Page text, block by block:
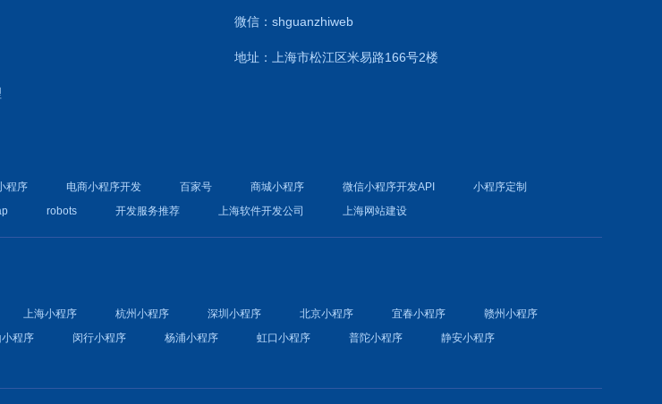
微信：shguanzhiweb
地址：上海市松江区米易路166号2楼
程序 电商小程序开发 百家号 商城小程序 微信小程序开发API
小程序定制
robots 开发服务推荐 上海软件开发公司 上海网站建设
上海小程序 杭州小程序 深圳小程序 北京小程序 宜春小程序
赣州小程序
程序 闵行小程序 杨浦小程序 虹口小程序 普陀小程序
静安小程序